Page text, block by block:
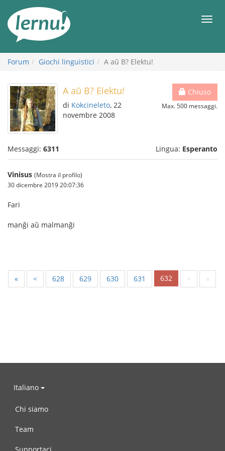
all’indice
Forum Giochi linguistici A aŭ B? Elektu!
Chiuso
Max. 500 messaggi.
A aŭ B? Elektu!
di Kokcineleto, 22
novembre 2008
Messaggi: 6311 Lingua: Esperanto
Vinisus (Mostra il profilo)
30 dicembre 2019 20:07:36
Fari
manĝi aŭ malmanĝi
« < 628 629 630 631 632 > »
Italiano
Chi siamo
Team